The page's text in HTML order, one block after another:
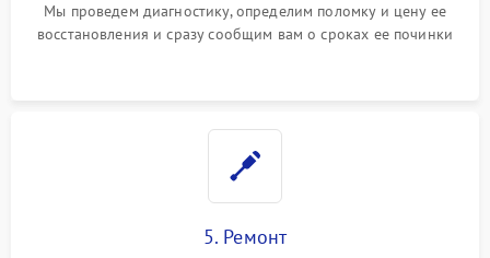
Мы проведем диагностику, определим поломку и цену ее
восстановления и сразу сообщим вам о сроках ее починки
5. Ремонт